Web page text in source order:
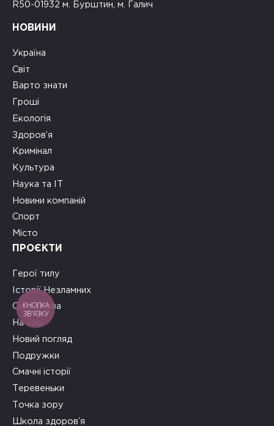
R50-01932 м. Бурштин, м. Галич
НОВИНИ
Україна
Світ
Варто знати
Гроші
Екологія
Здоров’я
Кримінал
Культура
Наука та ІТ
Новини компаній
Спорт
Місто
ПРОЄКТИ
Герої тилу
Історії Незламних
Сила слова
На часі
Новий погляд
Подружки
Смачні історії
Теревеньки
Точка зору
Школа здоров’я
КНОПКА
ЗВ'ЯЗКУ